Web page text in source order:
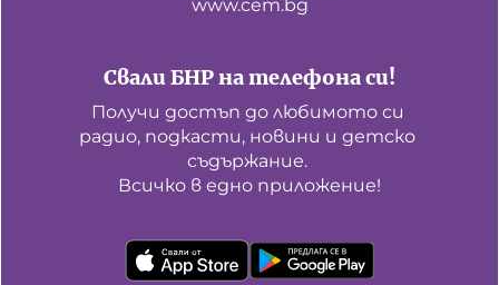
Свали БНР на телефона си!
Получи достъп до любимото си
радио, подкасти, новини и детско
съдържание.
Всичко в едно приложение!
www.cem.bg